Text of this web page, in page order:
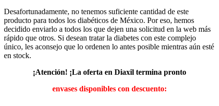
Desafortunadamente, no tenemos suficiente cantidad de este
producto para todos los diabéticos de México. Por eso, hemos
decidido enviarlo a todos los que dejen una solicitud en la web más
rápido que otros. Si desean tratar la diabetes con este complejo
único, les aconsejo que lo ordenen lo antes posible mientras aún esté
en stock.
¡Atención! ¡La oferta en Diaxil termina pronto
envases disponibles con descuento: